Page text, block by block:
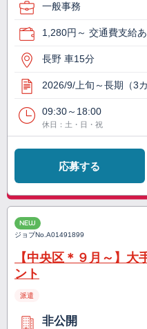
一般事務
1,280円～ 交通費支給あ
長野 車15分
2026/9/上旬～長期（3カ
09:30～18:00
休日：土・日・祝
応募する
NEW
ジョブNo.A01491899
【中央区＊９月～】大
ント
派遣
非公開